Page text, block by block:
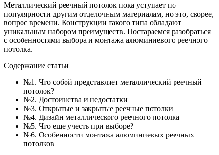
Металлический реечный потолок пока уступает по
популярности другим отделочным материалам, но это, скорее,
вопрос времени. Конструкции такого типа обладают
уникальным набором преимуществ. Постараемся разобраться
с особенностями выбора и монтажа алюминиевого реечного
потолка.
Содержание статьи
№1. Что собой представляет металлический реечный
потолок?
№2. Достоинства и недостатки
№3. Открытые и закрытые реечные потолки
№4. Дизайн металлического реечного потолка
№5. Что еще учесть при выборе?
№6. Особенности монтажа алюминиевых реечных
потолков